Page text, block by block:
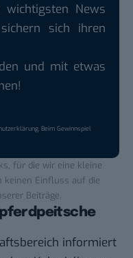
News
sich ihren
und mit etwas
. Beim Gewinnspiel
für die wir eine kleine
keinen Einfluss auf die
Beiträge.
informiert